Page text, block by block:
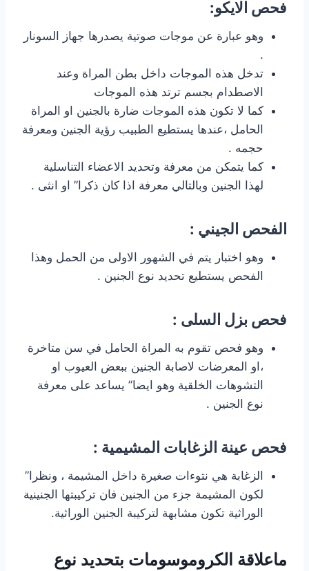
فحص الايكو:
وهو عبارة عن موجات صوتية يصدرها جهاز السونار
.
تدخل هذه الموجات داخل بطن المراة وعند
الاصطدام بجسم ترتد هذه الموجات
كما لا تكون هذه الموجات ضارة بالجنين او المراة
الحامل ،عندها يستطيع الطبيب رؤية الجنين ومعرفة
حجمه .
كما يتمكن من معرفة وتحديد الاعضاء التناسلية
لهذا الجنين وبالتالي معرفة اذا كان ذكرا” او انثى .
الفحص الجيني :
وهو اختبار يتم في الشهور الاولى من الحمل وهذا
الفحص يستطيع تحديد نوع الجنين .
فحص بزل السلى :
وهو فحص تقوم به المراة الحامل في سن متاخرة
،او المعرضات لاصابة الجنين ببعض العيوب او
التشوهات الخلقية وهو ايضا” يساعد على معرفة
نوع الجنين .
فحص عينة الزغابات المشيمية :
الزغابة هي نتوءات صغيرة داخل المشيمة ، ونظرا”
لكون المشيمة جزء من الجنين فان تركيبتها الجنينية
الوراثية تكون مشابهة لتركيبة الجنين الوراثية.
ماعلاقة الكروموسومات بتحديد نوع